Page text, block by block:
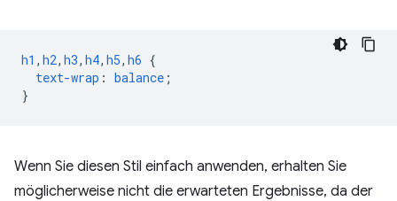
h1 , h2, h3, h4, h5, h6 {
text-wrap : balance ;
}
Wenn Sie diesen Stil einfach anwenden, erhalten Sie
möglicherweise nicht die erwarteten Ergebnisse, da der